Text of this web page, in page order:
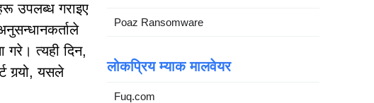
उपलब्ध गराइए
गरे। त्यही दिन,
गर्‍यो, यसले
Poaz Ransomware
लोकप्रिय म्याक मालवेयर
Fuq.com